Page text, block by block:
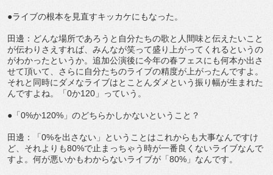
●ライブの根本を見直すキッカケにもなった。
田邊：どんな場所であろうと自分たちの歌と人間味と伝えたいこと
が伝わりさえすれば、みんなが笑って盛り上がってくれるというの
がわかったというか。追加公演後に今年の春フェスにも何本か出さ
せて頂いて、さらに自分たちのライブの精度が上がったんですよ。
それと同時にダメなライブはとことんダメという振り幅が生まれた
んですよね。「0か120」っていう。
●「0%か120%」のどちらかしかないということ？
田邊：「0%を出さない」ということはこれからも大事なんですけ
ど、それよりも80%で止まっちゃう時が一番良くないライブなんで
すよ。何が悪いかもわからないライブが「80%」なんです。